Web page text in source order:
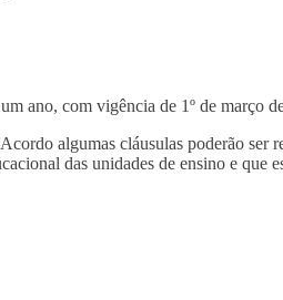
ano, com vigência de 1º de março
algumas cláusulas poderão ser
das unidades de ensino e que